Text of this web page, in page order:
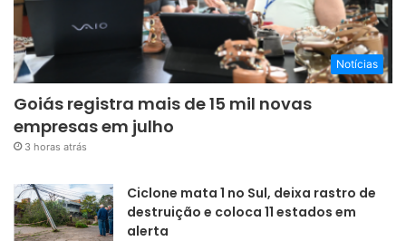
Notícias
Goiás registra mais de 15 mil novas
empresas em julho
3 horas atrás
Ciclone mata 1 no Sul, deixa rastro de
destruição e coloca 11 estados em
alerta